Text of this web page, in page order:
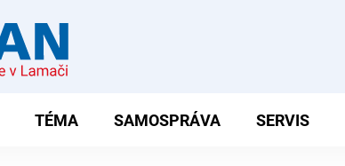
TÉMA SAMOSPRÁVA SERVIS